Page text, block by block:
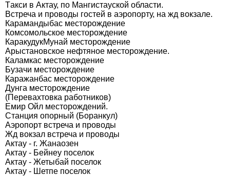
Tакси в Актау, по Мангистауской области.
Встреча и проводы гостей в аэропорту, на жд вокзале.
Карамандыбас месторождение
Комсомольское месторождение
КаракудукМунай месторождение
Арыстановское нефтяное месторождение.
Каламкас месторождение
Бузачи месторождение
Каражанбас месторождение
Дунга месторождение
(Перевахтовка работников)
Емир Ойл месторождений.
Станция опорный (Боранкул)
Аэропорт встреча и проводы
Жд вокзал встреча и проводы
Актау - г. Жанаозен
Актау - Бейнеу поселок
Актау - Жетыбай поселок
Актау - Шетпе поселок